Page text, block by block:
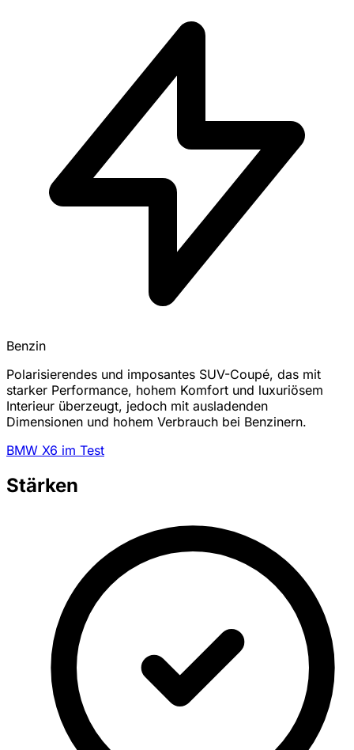
Benzin
Polarisierendes und imposantes SUV-Coupé, das mit
starker Performance, hohem Komfort und luxuriösem
Interieur überzeugt, jedoch mit ausladenden
Dimensionen und hohem Verbrauch bei Benzinern.
BMW X6 im Test
Stärken